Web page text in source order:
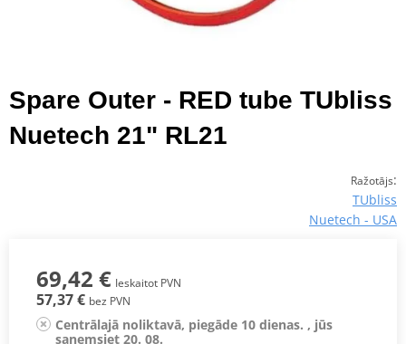
Spare Outer - RED tube TUbliss
Nuetech 21" RL21
Ražotājs:
TUbliss
Nuetech - USA
69,42 € Ieskaitot PVN
57,37 € bez PVN
Centrālajā noliktavā, piegāde 10 dienas. , jūs
saņemsiet 20. 08.